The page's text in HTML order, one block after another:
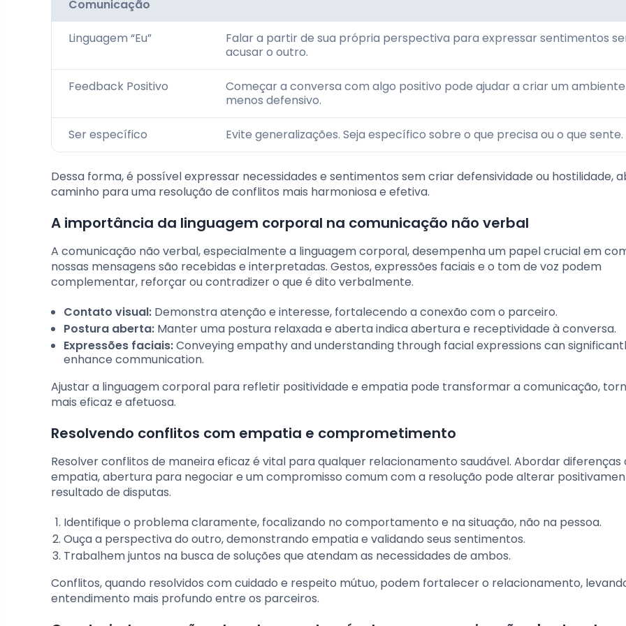
Comunicação
Linguagem “Eu”
Falar a partir de sua própria perspectiva para expressar sentimentos
acusar o outro.
Feedback Positivo
Começar a conversa com algo positivo pode ajudar a criar um ambiente
menos defensivo.
Ser específico Evite generalizações. Seja específico sobre o que precisa ou o que sente.
Dessa forma, é possível expressar necessidades e sentimentos sem criar defensividade ou hostilidade,
caminho para uma resolução de conflitos mais harmoniosa e efetiva.
A importância da linguagem corporal na comunicação não verbal
A comunicação não verbal, especialmente a linguagem corporal, desempenha um papel crucial em
nossas mensagens são recebidas e interpretadas. Gestos, expressões faciais e o tom de voz podem
complementar, reforçar ou contradizer o que é dito verbalmente.
Contato visual: Demonstra atenção e interesse, fortalecendo a conexão com o parceiro.
Postura aberta: Manter uma postura relaxada e aberta indica abertura e receptividade à conversa.
Expressões faciais:Conveying empathy and understanding through facial expressions can
enhance communication.
Ajustar a linguagem corporal para refletir positividade e empatia pode transformar a comunicação,
mais eficaz e afetuosa.
Resolvendo conflitos com empatia e comprometimento
Resolver conflitos de maneira eficaz é vital para qualquer relacionamento saudável. Abordar diferenças
empatia, abertura para negociar e um compromisso comum com a resolução pode alterar
resultado de disputas.
Identifique o problema claramente, focalizando no comportamento e na situação, não na pessoa.
Ouça a perspectiva do outro, demonstrando empatia e validando seus sentimentos.
Trabalhem juntos na busca de soluções que atendam as necessidades de ambos.
Conflitos, quando resolvidos com cuidado e respeito mútuo, podem fortalecer o relacionamento,
entendimento mais profundo entre os parceiros.